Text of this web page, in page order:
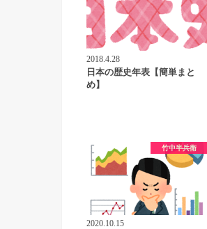
2018.4.28
日本の歴史年表【簡単まと
め】
竹中半兵衛
2020.10.15